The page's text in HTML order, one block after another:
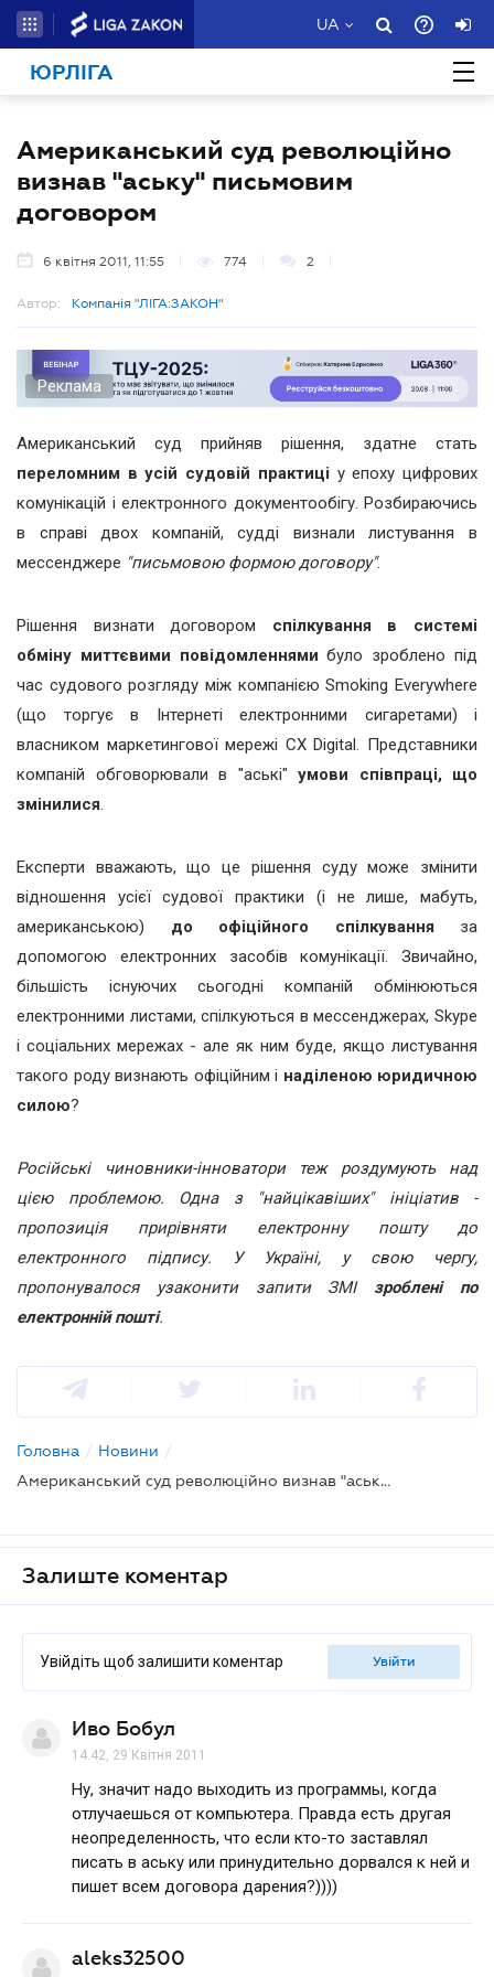
UA
ЮРЛІГА
Американський суд революційно
визнав "аську" письмовим
договором
6 квітня 2011, 11:55 774 2
Автор: Компанія "ЛІГА:ЗАКОН"
Реклама
Американський суд прийняв рішення, здатне стать
переломним в усій судовій практиці у епоху цифрових
комунікацій і електронного документообігу. Розбираючись
в справі двох компаній, судді визнали листування в
мессенджере "письмовою формою договору".
Рішення визнати договором спілкування в системі
обміну миттєвими повідомленнями було зроблено під
час судового розгляду між компанією Smoking Everywhere
(що торгує в Інтернеті електронними сигаретами) і
власником маркетингової мережі CX Digital. Представники
компаній обговорювали в "аські" умови співпраці, що
змінилися.
Експерти вважають, що це рішення суду може змінити
відношення усієї судової практики (і не лише, мабуть,
американською) до офіційного спілкування за
допомогою електронних засобів комунікації. Звичайно,
більшість існуючих сьогодні компаній обмінюються
електронними листами, спілкуються в мессенджерах, Skype
і соціальних мережах - але як ним буде, якщо листування
такого роду визнають офіційним і наділеною юридичною
силою?
Російські чиновники-інноватори теж роздумують над
цією проблемою. Одна з "найцікавіших" ініціатив -
пропозиція прирівняти електронну пошту до
електронного підпису. У Україні, у свою чергу,
пропонувалося узаконити запити ЗМІзроблені по
електронній пошті.
Головна / Новини /
Американський суд революційно визнав "аську" письмовим договором
Залиште коментар
Увійдіть щоб залишити коментар увійти
Иво Бобул
14.42, 29 Квітня 2011
Ну, значит надо выходить из программы, когда
отлучаешься от компьютера. Правда есть другая
неопределенность, что если кто-то заставлял
писать в аську или принудительно дорвался к ней и
пишет всем договора дарения?))))
aleks32500